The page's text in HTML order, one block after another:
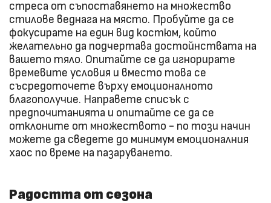
стреса от съпоставянето на множество
стилове веднага на място. Пробуйте да се
фокусирате на един вид костюм, който
желательно да подчертава достойнствата на
вашето тяло. Опитайте се да игнорирате
времевите условия и вместо това се
съсредоточете върху емоционалното
благополучие. Направете списък с
предпочитанията и опитайте се да се
отклоните от множеството - по този начин
можете да сведете до минимум емоционалния
хаос по време на пазаруването.
Радостта от сезона